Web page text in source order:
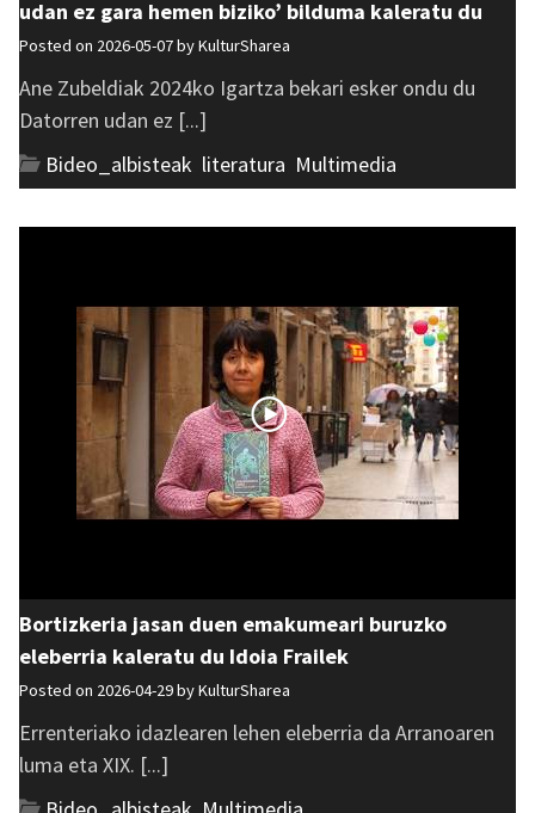
udan ez gara hemen biziko’ bilduma kaleratu du
Posted on 2026-05-07 byKulturSharea
Ane Zubeldiak 2024ko Igartza bekari esker ondu du
Datorren udan ez [...]
Bideo_albisteak literatura Multimedia
Bortizkeria jasan duen emakumeari buruzko
eleberria kaleratu du Idoia Frailek
Posted on 2026-04-29 byKulturSharea
Errenteriako idazlearen lehen eleberria da Arranoaren
luma eta XIX. [...]